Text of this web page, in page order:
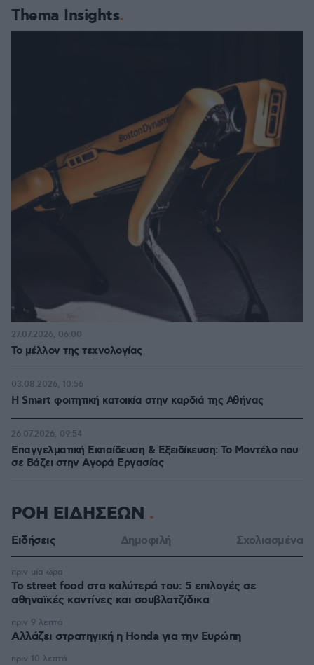
Thema Insights
Το μέλλον της τεχνολογίας
27.07.2026, 06:00
Η Smart φοιτητική κατοικία στην καρδιά της Αθήνας
03.08.2026, 10:56
Επαγγελματική Εκπαίδευση & Εξειδίκευση: Το Mοντέλο που
σε Bάζει στην Aγορά Eργασίας
26.07.2026, 09:54
ΡΟΗ ΕΙΔΗΣΕΩΝ
Ειδήσεις Δημοφιλή Σχολιασμένα
Το street food στα καλύτερά του: 5 επιλογές σε
αθηναϊκές καντίνες και σουβλατζίδικα
πριν μία ώρα
Αλλάζει στρατηγική η Honda για την Ευρώπη
πριν 9 λεπτά
πριν 10 λεπτά